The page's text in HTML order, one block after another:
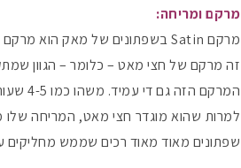
מרקם ומריחה:
מרקם Satin בשפתונים של מאק הוא מרקם שאני מאוד אוהבת.
זה מרקם של חצי מאט – כלומר – הגוון
המרקם הזה גם די עמיד. משהו כמו 4-5 שעות בכיף.
למרות שהוא מוגדר חצי מאט, המריחה
שפתונים מאוד מאוד רכים שממש